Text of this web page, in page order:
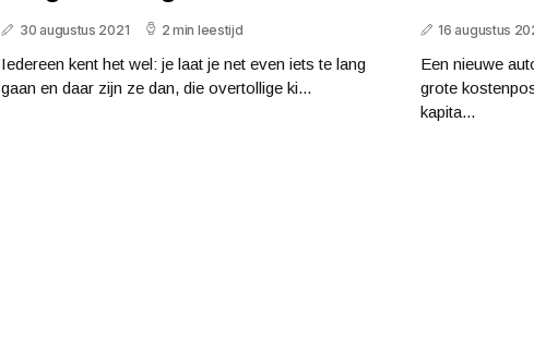
30 augustus 2021 2 min leestijd
Iedereen kent het wel: je laat je net even iets te lang
gaan en daar zijn ze dan, die overtollige ki...
16 augustus
Een nieuwe
grote
kapita...